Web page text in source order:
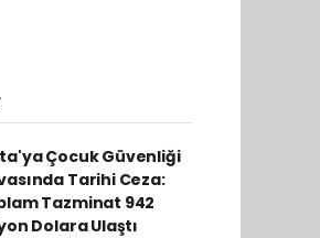
Çocuk Güvenliği
Tarihi Ceza:
Tazminat 942
Dolara Ulaştı